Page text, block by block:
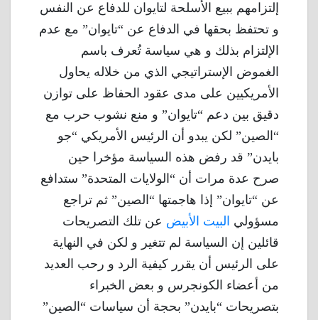
إلتزامهم ببيع الأسلحة لتايوان للدفاع عن النفس
و تحتفظ بحقها في الدفاع عن “تايوان” مع عدم
الإلتزام بذلك و هي سياسة تُعرف باسم
الغموض الإستراتيجي الذي من خلاله يحاول
الأمريكيين على مدى عقود الحفاظ على توازن
دقيق بين دعم “تايوان” و منع نشوب حرب مع
“الصين” لكن يبدو أن الرئيس الأمريكي “جو
بايدن” قد رفض هذه السياسة مؤخرا حين
صرح عدة مرات أن “الولايات المتحدة” ستدافع
عن “تايوان” إذا هاجمتها “الصين” ثم تراجع
مسؤولي البيت الأبيض عن تلك التصريحات
قائلين إن السياسة لم تتغير و لكن في النهاية
على الرئيس أن يقرر كيفية الرد و رحب العديد
من أعضاء الكونجرس و بعض الخبراء
بتصريحات “بايدن” بحجة أن سياسات “الصين”